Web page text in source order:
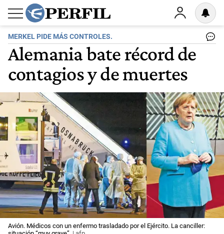
MERKEL PIDE MÁS CONTROLES.
Alemania bate récord de
contagios y de muertes
Avión. Médicos con un enfermo trasladado por el Ejército. La canciller: